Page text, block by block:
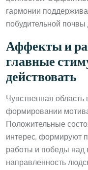
гармонии
побудительной
Аффекты и
главные
действовать
Чувственная
формировании
Положительные
интерес, формируют
работы и победы над
направленность